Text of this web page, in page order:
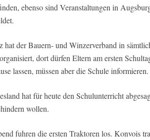
ebenso sind Veranstaltungen in
hat der Bauern- und Winzerverband in
dort dürfen Eltern am ersten
lassen, müssen aber die Schule informieren.
hat für heute den Schulunterricht
wollen.
fuhren die ersten Traktoren los. Konvois